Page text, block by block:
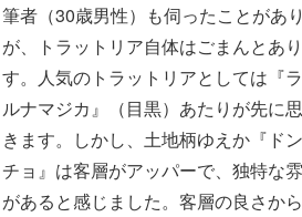
筆者（30歳男性）も伺ったことがあ
が、トラットリア自体はごまんとあ
す。人気のトラットリアとしては『
ルナマジカ』（目黒）あたりが先に
きます。しかし、土地柄ゆえか『ド
チョ』は客層がアッパーで、独特な
があると感じました。客層の良さか